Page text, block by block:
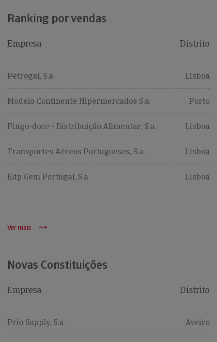
Ranking por vendas
Empresa Distrito
Petrogal, S.a. Lisboa
Modelo Continente Hipermercados S.a. Porto
Pingo-doce - Distribuição Alimentar, S.a. Lisboa
Transportes Aéreos Portugueses, S.a. Lisboa
Edp Gem Portugal, S.a Lisboa
Ver mais
Novas Constituições
Empresa Distrito
Prio Supply, S.a. Aveiro